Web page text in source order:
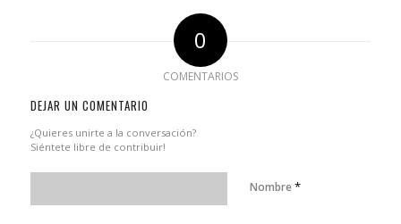
0
COMENTARIOS
DEJAR UN COMENTARIO
¿Quieres unirte a la conversación?
Siéntete libre de contribuir!
Nombre*